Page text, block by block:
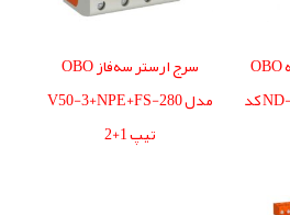
سرج ارستر شبکه OBO
مدل ND-CAT6/E-B کد
سرج ارستر سه‌فاز OBO
مدل V50-3+NPE+FS-280
تیپ 1+2